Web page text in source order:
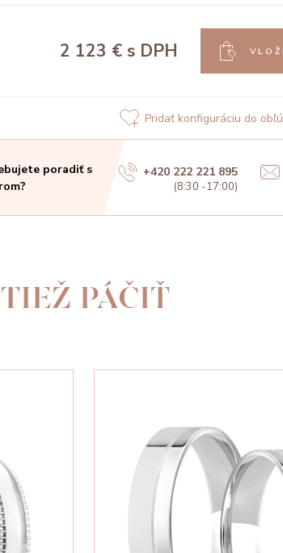
2 123 € s DPH
Pridať konfiguráciu do
poradiť s
+420 222 221 895
(8:30 -17:00)
PÁČIŤ